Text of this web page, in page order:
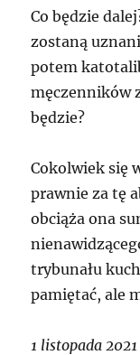
Co będzie
zostaną
potem
męczenników
będzie?
Cokolwiek się
prawnie za tę
obciąża ona
trybunału
pamiętać, ale
1 listopada 2021